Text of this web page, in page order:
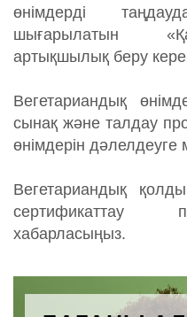
өнімдерді
шығарылатын
артықшылық беру
Вегетариандық
сынақ және талдау
өнімдерін дәлелдеуге
Вегетариандық
сертификаттау
хабарласыңыз.